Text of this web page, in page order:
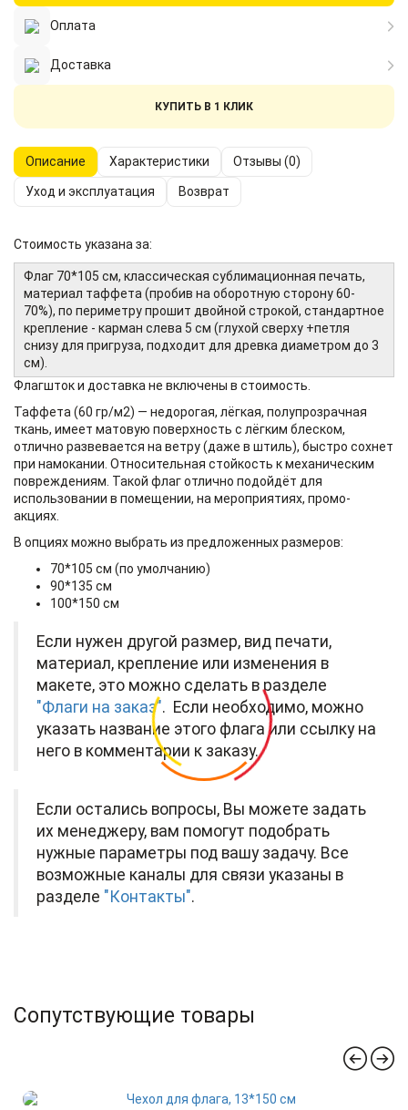
Оплата
Доставка
КУПИТЬ В 1 КЛИК
Описание Характеристики Отзывы (0)
Уход и эксплуатация Возврат
Стоимость указана за:
Флаг 70*105 см, классическая сублимационная печать,
материал таффета (пробив на оборотную сторону 60-
70%), по периметру прошит двойной строкой, стандартное
крепление - карман слева 5 см (глухой сверху +петля
снизу для пригруза, подходит для древка диаметром до 3
см).
Флагшток и доставка не включены в стоимость.
Таффета (60 гр/м2) — недорогая, лёгкая, полупрозрачная
ткань, имеет матовую поверхность с лёгким блеском,
отлично развевается на ветру (даже в штиль), быстро сохнет
при намокании. Относительная стойкость к механическим
повреждениям. Такой флаг отлично подойдёт для
использовании в помещении, на мероприятиях, промо-
акциях.
В опциях можно выбрать из предложенных размеров:
70*105 см (по умолчанию)
90*135 см
100*150 см
Если нужен другой размер, вид печати,
материал, крепление или изменения в
макете, это можно сделать в разделе
"Флаги на заказ". Если необходимо, можно
указать название этого флага или ссылку на
него в комментарии к заказу.
Если остались вопросы, Вы можете задать
их менеджеру, вам помогут подобрать
нужные параметры под вашу задачу. Все
возможные каналы для связи указаны в
разделе "Контакты".
Сопутствующие товары